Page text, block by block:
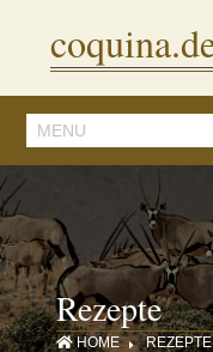
Diese Seite verwendet
Mit der Nutzung dieser
Rezepte
HOME REZEPTE